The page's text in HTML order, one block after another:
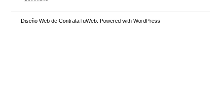
Diseño Web de ContrataTuWeb. Powered withWordPress